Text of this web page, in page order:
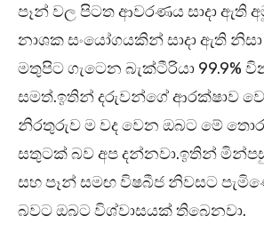
පෑන් වල පිටත ආවරණය සාදා ඇති
නාශක සංයෝගයකින් සාදා ඇති නිසා
මතුපිට ගැටෙන බැක්ටීරියා 99.9%
සමත්.ඉතින් දරුවන්ගේ ආරක්ෂාව
නිරතුරුව ම වද වෙන ඔබට මේ
සතුටක් බව අප දන්නවා.ඉතින්
සහ පෑන් සමඟ විෂබීජ නිවසට
බවට ඔබට විශ්වාසයක් තිබෙනවා.